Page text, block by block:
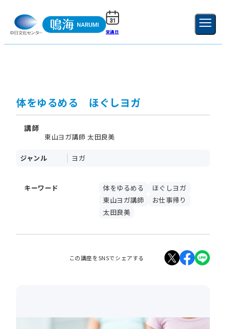
受講日 新規登録
体をゆるめる ほぐしヨガ
講師
東山ヨガ講師 太田良美
ジャンル ヨガ
キーワード 体をゆるめる
ほぐしヨガ
東山ヨガ講師
お仕事帰り
太田良美
この講座をSNSでシェアする